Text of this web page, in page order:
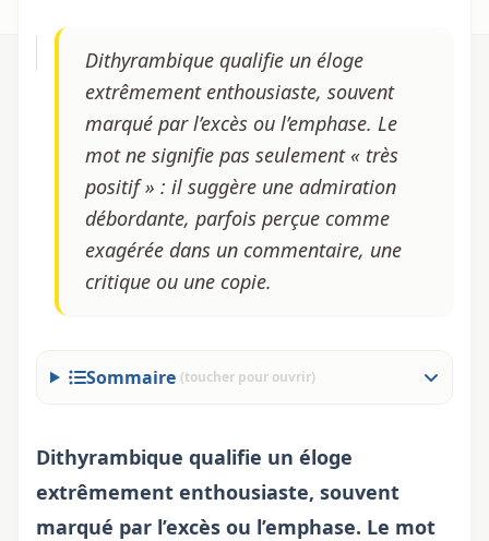
Dithyrambique qualifie un éloge
extrêmement enthousiaste, souvent
marqué par l’excès ou l’emphase. Le
mot ne signifie pas seulement « très
positif » : il suggère une admiration
débordante, parfois perçue comme
exagérée dans un commentaire, une
critique ou une copie.
Sommaire (toucher pour ouvrir)
Dithyrambique qualifie un éloge
extrêmement enthousiaste, souvent
marqué par l’excès ou l’emphase. Le mot